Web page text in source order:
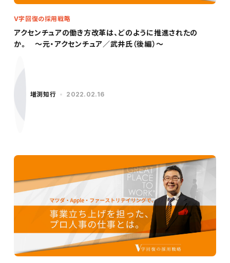
アクセンチュアの働き方改革は、どのように推進されたの
か。 ～元・アクセンチュア／武井氏（後編）～
V字回復の採用戦略
増渕知行 2022.02.16